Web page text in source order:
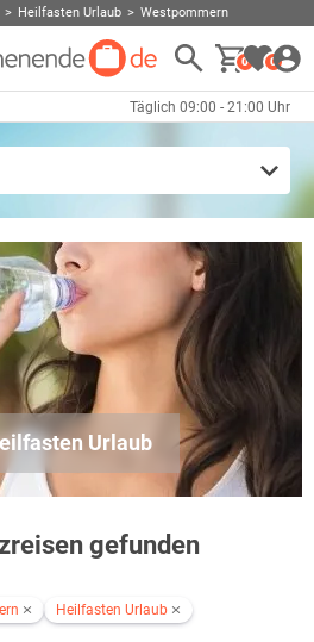
Heilfasten Urlaub Westpommern
0 0
Täglich 09:00 - 21:00 Uhr
Urlaub
gefunden
Heilfasten Urlaub